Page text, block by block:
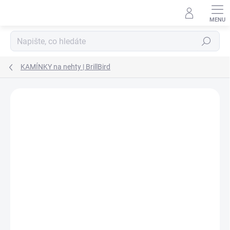
Hledat
KAMÍNKY na nehty | BrillBird